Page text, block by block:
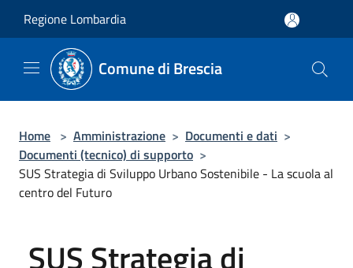
Regione Lombardia
Comune di Brescia
Home > Amministrazione > Documenti e dati >
Documenti (tecnico) di supporto >
SUS Strategia di Sviluppo Urbano Sostenibile - La scuola al
centro del Futuro
SUS Strategia di